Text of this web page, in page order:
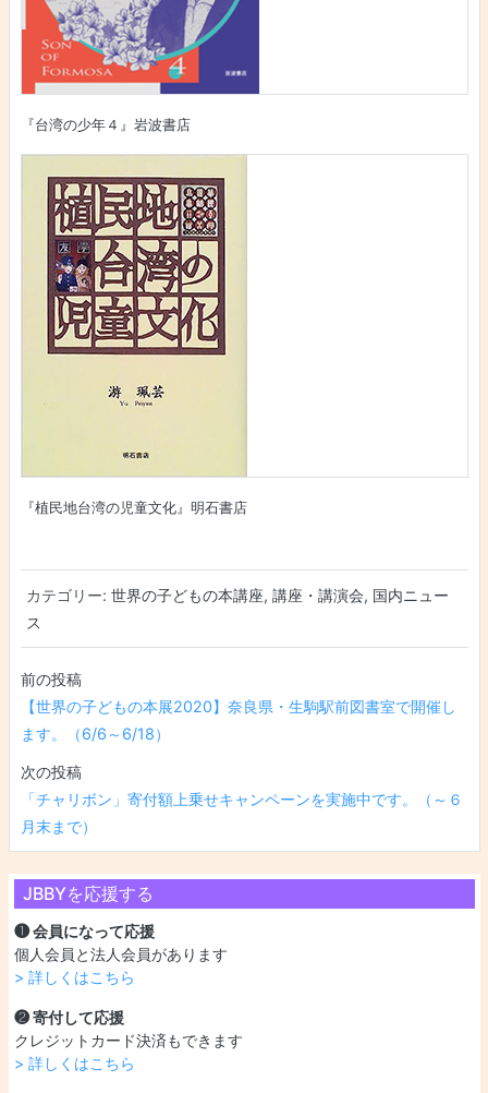
JBBYを応援する
❶ 会員になって応援
個人会員と法人会員があります
> 詳しくはこちら
❷ 寄付して応援
クレジットカード決済もできます
> 詳しくはこちら
『台湾の少年４』岩波書店
『植民地台湾の児童文化』明石書店
カテゴリー: 世界の子どもの本講座, 講座・講演会, 国内ニュー
ス
投稿ナビゲーション
【世界の子どもの本展2020】奈良県・生駒駅前図書室で開催し
ます。（6/6～6/18）
「チャリボン」寄付額上乗せキャンペーンを実施中です。（～６
月末まで）